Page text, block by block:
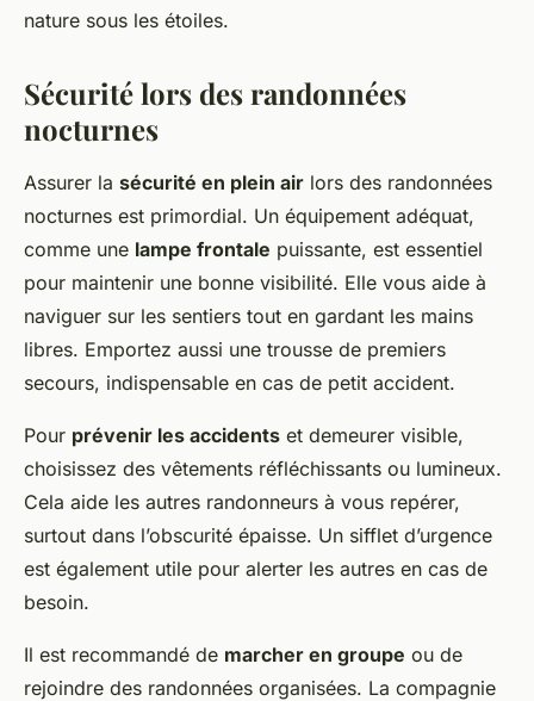
nature sous les étoiles.
Sécurité lors des randonnées
nocturnes
Assurer la sécurité en plein air lors des randonnées
nocturnes est primordial. Un équipement adéquat,
comme une lampe frontale puissante, est essentiel
pour maintenir une bonne visibilité. Elle vous aide à
naviguer sur les sentiers tout en gardant les mains
libres. Emportez aussi une trousse de premiers
secours, indispensable en cas de petit accident.
Pour prévenir les accidents et demeurer visible,
choisissez des vêtements réfléchissants ou lumineux.
Cela aide les autres randonneurs à vous repérer,
surtout dans l’obscurité épaisse. Un sifflet d’urgence
est également utile pour alerter les autres en cas de
besoin.
Il est recommandé de marcher en groupe ou de
rejoindre des randonnées organisées. La compagnie